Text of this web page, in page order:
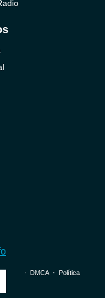
・ DMCA・ Política